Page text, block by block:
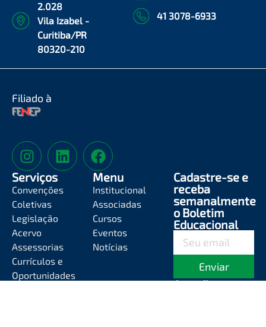
2.028
Vila Izabel -
Curitiba/PR
80320-210
41 3078-6933
Filiado à
Serviços
Convenções
Coletivas
Legislação
Acervo
Assessorias
Currículos e
Oportunidades
Menu
Institucional
Associadas
Cursos
Eventos
Notícias
Cadastre-se e
receba
semanalmente
o Boletim
Educacional
Enviar
Atendimento